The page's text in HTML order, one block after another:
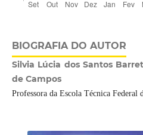
BIOGRAFIA DO AUTOR
Silvia Lúcia dos Santos
de Campos
Professora da Escola Técnica Federal